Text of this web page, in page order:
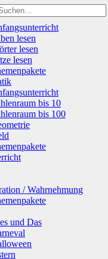
lesen
lesen
lesen
bis 10
bis 100
/ Wahrnehmung
und Das